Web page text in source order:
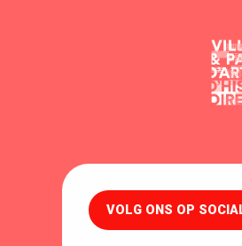
VOLG ONS OP